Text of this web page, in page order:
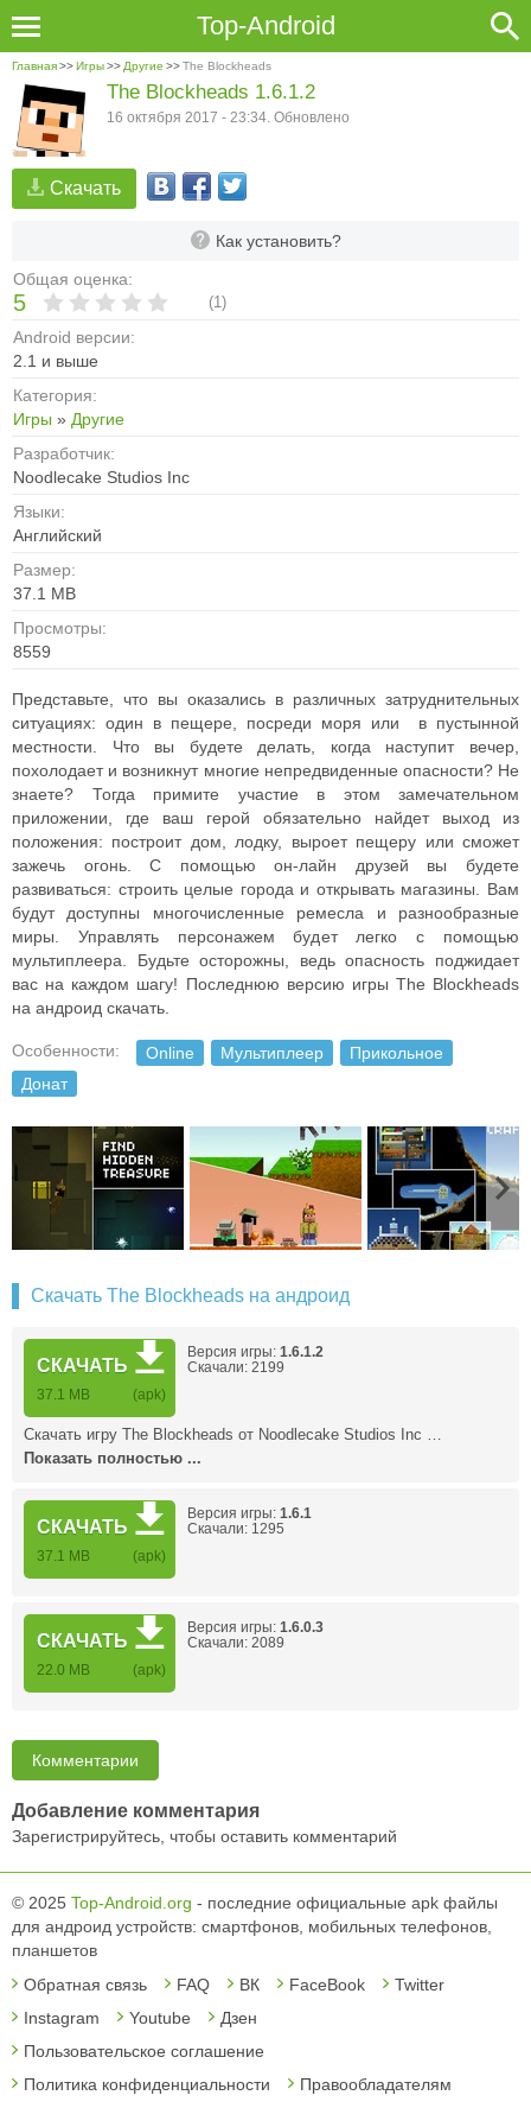
Top-Android
Главная>>Игры>> Другие >>The Blockheads
Скачать
Как установить?
Общая оценка:
5 (1)
Android версии:
2.1 и выше
Категория:
Игры » Другие
Разработчик:
Noodlecake Studios Inc
Языки:
Английский
Размер:
37.1 MB
Просмотры:
8559
The Blockheads 1.6.1.2
16 октября 2017 - 23:34. Обновлено
Представьте, что вы оказались в различных затруднительных
ситуациях: один в пещере, посреди моря или в пустынной
местности. Что вы будете делать, когда наступит вечер,
похолодает и возникнут многие непредвиденные опасности? Не
знаете? Тогда примите участие в этом замечательном
приложении, где ваш герой обязательно найдет выход из
положения: построит дом, лодку, выроет пещеру или сможет
зажечь огонь. С помощью он-лайн друзей вы будете
развиваться: строить целые города и открывать магазины. Вам
будут доступны многочисленные ремесла и разнообразные
миры. Управлять персонажем будет легко с помощью
мультиплеера. Будьте осторожны, ведь опасность поджидает
вас на каждом шагу! Последнюю версию игры The Blockheads
на андроид скачать.
Особенности: Online Мультиплеер
Прикольное
Донат
Скачать The Blockheads на андроид
СКАЧАТЬ
37.1 MB (apk)
Версия игры: 1.6.1.2
Скачали: 2199
Скачать игру The Blockheads от Noodlecake Studios Inc …
Показать полностью ...
СКАЧАТЬ
37.1 MB (apk)
Версия игры: 1.6.1
Скачали: 1295
СКАЧАТЬ
22.0 MB (apk)
Версия игры: 1.6.0.3
Скачали: 2089
Комментарии
Добавление комментария
Зарегистрируйтесь, чтобы оставить комментарий
© 2025 Top-Android.org - последние официальные apk файлы
для андроид устройств: смартфонов, мобильных телефонов,
планшетов
Обратная связь
FAQ ВК FaceBook
Twitter
Instagram
Youtube
Дзен
Пользовательское соглашение
Политика конфиденциальности
Правообладателям